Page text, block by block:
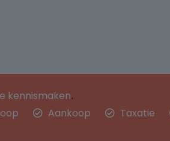
kennismaken.
Aankoop Taxatie